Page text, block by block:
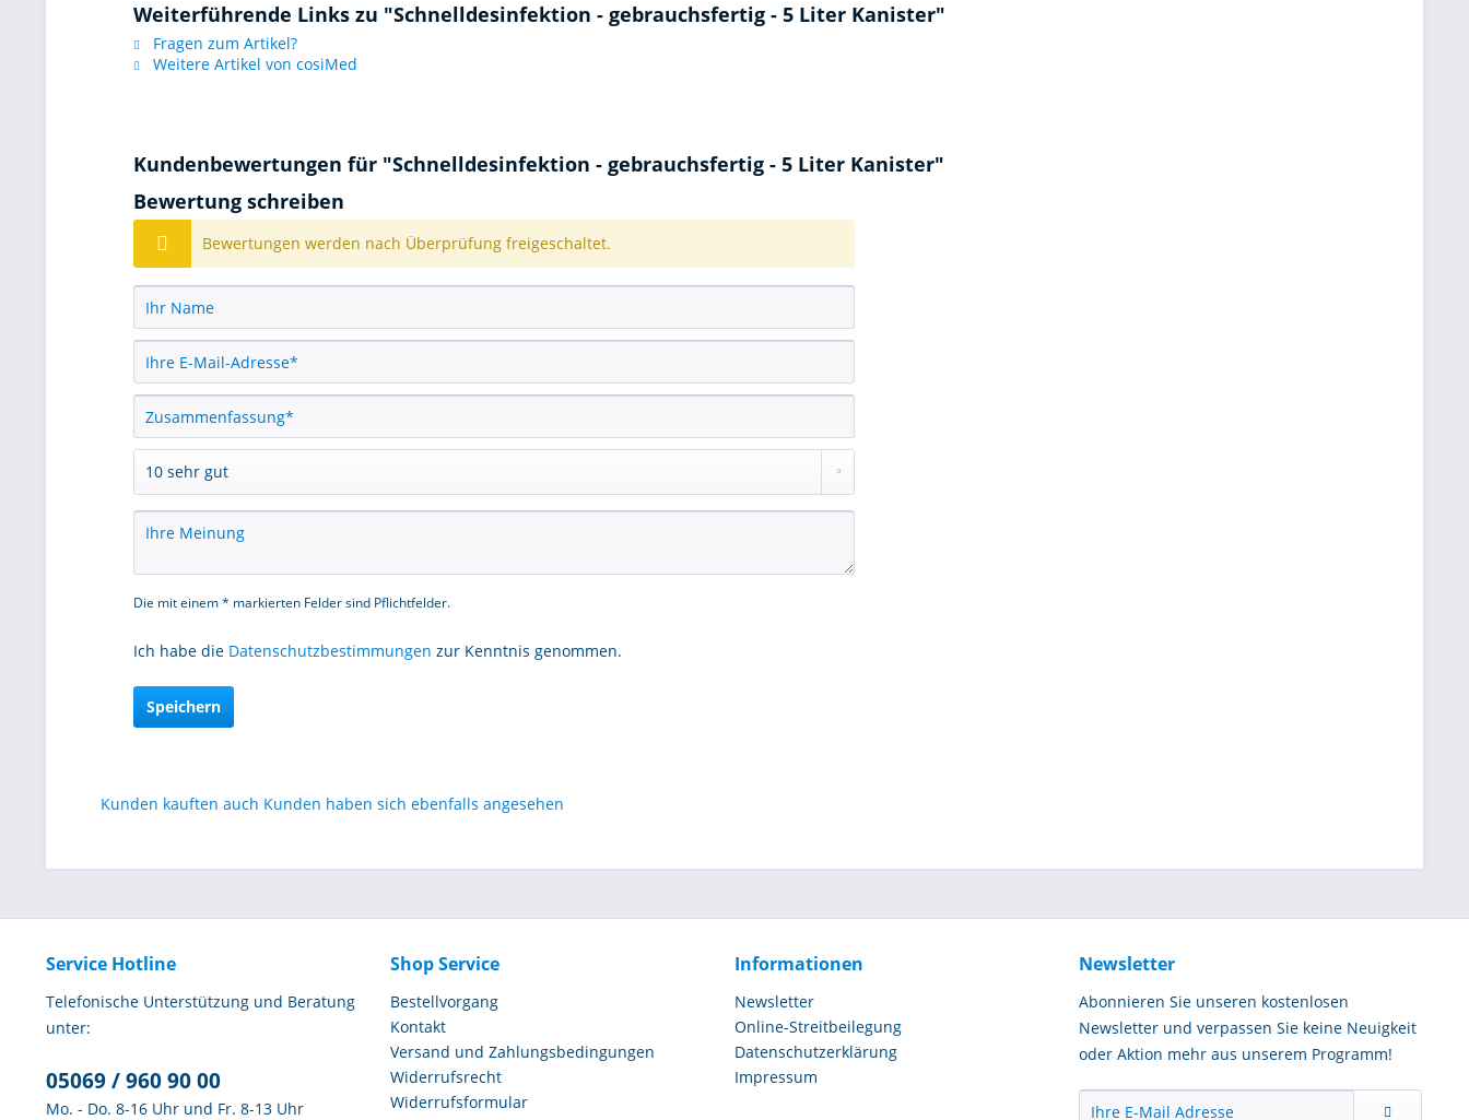
Weiterführende Links zu "Schnelldesinfektion - gebrauchsfertig - 5 Liter Kanister"
Fragen zum Artikel?
Weitere Artikel von cosiMed
Kundenbewertungen für "Schnelldesinfektion - gebrauchsfertig - 5 Liter Kanister"
Bewertung schreiben
Bewertungen werden nach Überprüfung freigeschaltet.
Die mit einem * markierten Felder sind Pflichtfelder.
Ich habe die Datenschutzbestimmungen zur Kenntnis genommen.
Speichern
Kunden kauften auch Kunden haben sich ebenfalls angesehen
Service Hotline
Telefonische Unterstützung und Beratung
unter:
05069 / 960 90 00
Mo. - Do. 8-16 Uhr und Fr. 8-13 Uhr
Shop Service
Bestellvorgang
Kontakt
Versand und Zahlungsbedingungen
Widerrufsrecht
Widerrufsformular
Informationen
Newsletter
Online-Streitbeilegung
Datenschutzerklärung
Impressum
Newsletter
Abonnieren Sie unseren kostenlosen
Newsletter und verpassen Sie keine Neuigkeit
oder Aktion mehr aus unserem Programm!